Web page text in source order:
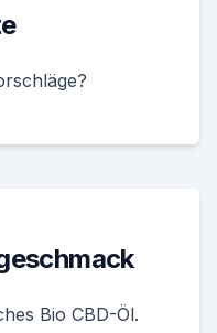
Bio CBD-Öl.